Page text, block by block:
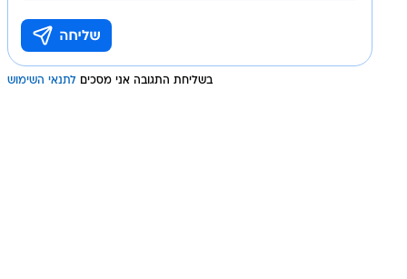
בשליחת התגובה אני מסכים לתנאי השימוש